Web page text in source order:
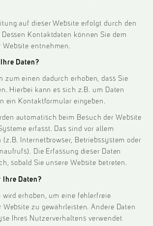
auf dieser Website erfolgt durch den
Kontaktdaten können Sie dem
Website entnehmen.
Daten?
zum einen dadurch erhoben, dass Sie
Hierbei kann es sich z.B. um Daten
ein Kontaktformular eingeben.
automatisch beim Besuch der Website
erfasst. Das sind vor allem
Internetbrowser, Betriebssystem oder
Die Erfassung dieser Daten
sobald Sie unsere Website betreten.
Daten?
wird erhoben, um eine fehlerfreie
Website zu gewährleisten. Andere Daten
Ihres Nutzerverhaltens verwendet